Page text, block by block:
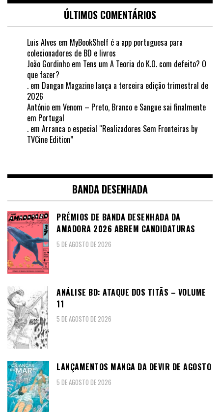
ÚLTIMOS COMENTÁRIOS
Luis Alves em MyBookShelf é a app portuguesa para
colecionadores de BD e livros
João Gordinho em Tens um A Teoria do K.O. com defeito? O
que fazer?
. em Dangan Magazine lança a terceira edição trimestral de
2026
António em Venom – Preto, Branco e Sangue sai finalmente
em Portugal
. em Arranca o especial “Realizadores Sem Fronteiras by
TVCine Edition”
BANDA DESENHADA
PRÉMIOS DE BANDA DESENHADA DA
AMADORA 2026 ABREM CANDIDATURAS
5 DE AGOSTO DE 2026
ANÁLISE BD: ATAQUE DOS TITÃS – VOLUME
11
5 DE AGOSTO DE 2026
LANÇAMENTOS MANGA DA DEVIR DE AGOSTO
5 DE AGOSTO DE 2026